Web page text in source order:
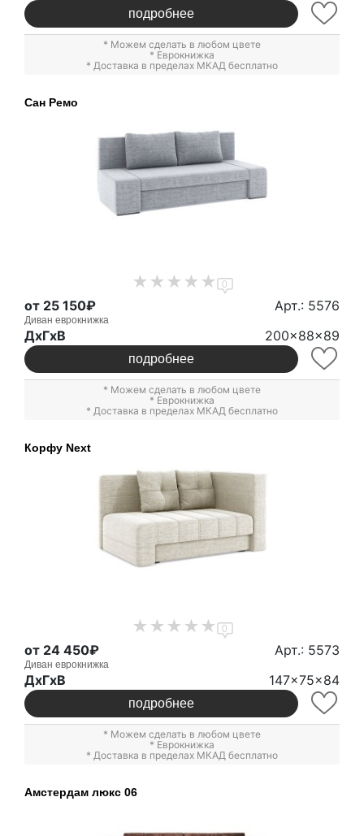
подробнее
* Можем сделать в любом цвете
* Еврокнижка
* Доставка в пределах МКАД бесплатно
Сан Ремо
0
от 25 150₽ Арт.: 5576
Диван еврокнижка
ДxГxВ 200x88x89
подробнее
* Можем сделать в любом цвете
* Еврокнижка
* Доставка в пределах МКАД бесплатно
Корфу Next
0
от 24 450₽ Арт.: 5573
Диван еврокнижка
ДxГxВ 147x75x84
подробнее
* Можем сделать в любом цвете
* Еврокнижка
* Доставка в пределах МКАД бесплатно
Амстердам люкс 06